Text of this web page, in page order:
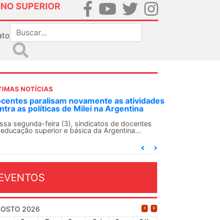
SUPERIOR
NOTÍCIAS
SN convoca docentes para Dia de
Internacionalista com Cuba em
de agosto
SN conclama suas seções sindicais e o
2026